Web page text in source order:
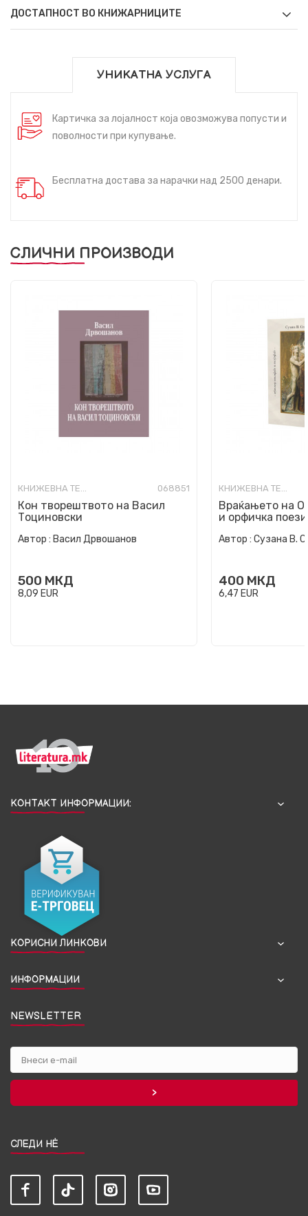
ДОСТАПНОСТ ВО КНИЖАРНИЦИТЕ
УНИКАТНА УСЛУГА
Картичка за лојалност која овозможува попусти и
поволности при купување.
Бесплатна достава за нарачки над 2500 денари.
СЛИЧНИ ПРОИЗВОДИ
КНИЖЕВНА ТЕОРИЈА И КРИТИКА 068851
Кон творештвото на Васил
Тоциновски
Автор : Васил Дрвошанов
500 МКД
8,09 EUR
КНИЖЕВНА ТЕОРИЈА И КРИТИКА
Враќањето на
и орфичка
Автор : Сузана В.
400 МКД
6,47 EUR
КОНТАКТ ИНФОРМАЦИИ:
КОРИСНИ ЛИНКОВИ
ИНФОРМАЦИИ
NEWSLETTER
СЛЕДИ НЀ